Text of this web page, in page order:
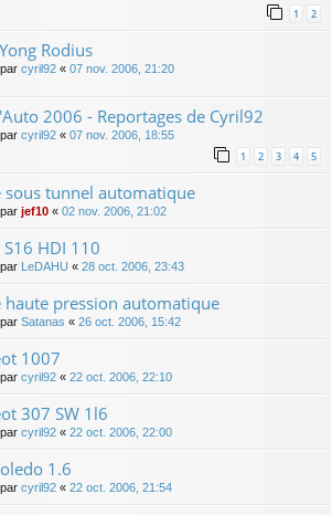
1 2
Rodius
cyril92 « 07 nov. 2006, 21:20
2006 - Reportages de Cyril92
cyril92 « 07 nov. 2006, 18:55
1 2 3 4 5
sous tunnel automatique
jef10 « 02 nov. 2006, 21:02
HDI 110
LeDAHU « 28 oct. 2006, 23:43
haute pression automatique
Satanas « 26 oct. 2006, 15:42
1007
cyril92 « 22 oct. 2006, 22:10
307 SW 1l6
cyril92 « 22 oct. 2006, 22:00
1.6
cyril92 « 22 oct. 2006, 21:54